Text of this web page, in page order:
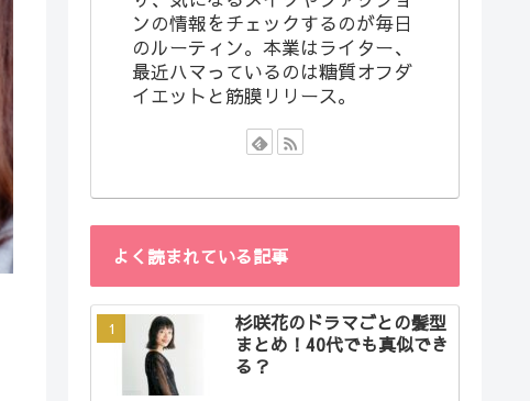
ンの情報をチェックするのが毎日
のルーティン。本業はライター、
最近ハマっているのは糖質オフダ
イエットと筋膜リリース。
よく読まれている記事
杉咲花のドラマごとの髪型
まとめ！40代でも真似でき
る？